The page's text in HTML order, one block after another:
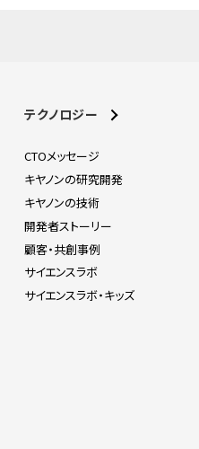
テクノロジー
CTOメッセージ
キヤノンの研究開発
キヤノンの技術
開発者ストーリー
顧客・共創事例
サイエンスラボ
サイエンスラボ・キッズ